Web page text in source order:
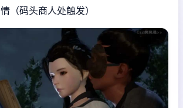
（码头商人处触发）